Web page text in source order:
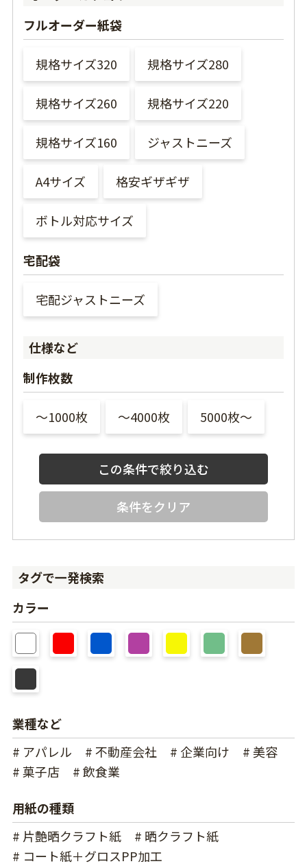
フルオーダー紙袋
規格サイズ320 規格サイズ280
規格サイズ260 規格サイズ220
規格サイズ160 ジャストニーズ
A4サイズ 格安ギザギザ
ボトル対応サイズ
宅配袋
宅配ジャストニーズ
仕様など
制作枚数
〜1000枚 〜4000枚 5000枚〜
条件をクリア
タグで一発検索
カラー
業種など
# アパレル
# 不動産会社 # 企業向け
# 美容
# 菓子店
# 飲食業
用紙の種類
# 片艶晒クラフト紙
# 晒クラフト紙
# コート紙＋グロスPP加工